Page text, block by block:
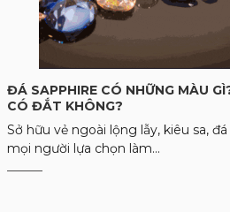
ĐÁ SAPPHIRE CÓ NHỮNG MÀU
CÓ ĐẮT KHÔNG?
Sở hữu vẻ ngoài lộng lẫy, kiêu sa,
mọi người lựa chọn làm...